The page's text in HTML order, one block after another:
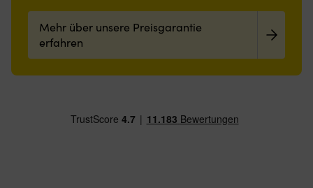
Mehr über unsere Preisgarantie
erfahren